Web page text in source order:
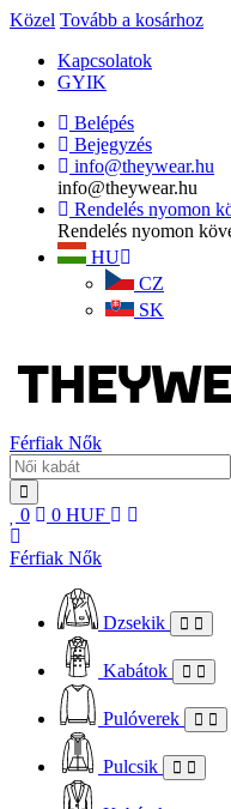
Közel Tovább a kosárhoz
Kapcsolatok
GYIK
Belépés
Bejegyzés
info@theywear.hu
info@theywear.hu
Rendelés nyomon
Rendelés nyomon
HU
CZ
SK
Férfiak Nők
0 0 HUF
Férfiak Nők
Dzsekik
Kabátok
Pulóverek
Pulcsik